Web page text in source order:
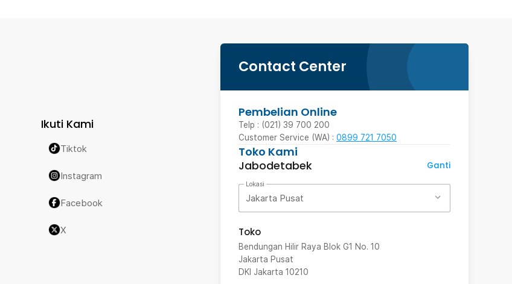
Contact Center
Pembelian Online
Telp : (021) 39 700 200
Customer Service (WA) : 0899 721 7050
Toko Kami
Jabodetabek
Ganti
Lokasi
Jakarta Pusat
Toko
Bendungan Hilir Raya Blok G1 No. 10
Jakarta Pusat
DKI Jakarta 10210
Ikuti Kami
Tiktok
Instagram
Facebook
X